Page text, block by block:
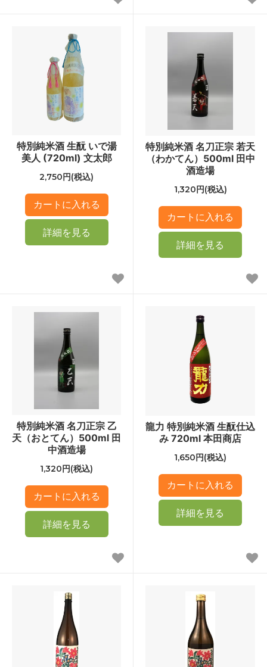
特別純米酒 生酛 いで湯
美人 (720ml) 文太郎
2,750円(税込)
詳細を見る
特別純米酒 名刀正宗 若天
（わかてん）500ml 田中
酒造場
1,320円(税込)
詳細を見る
特別純米酒 名刀正宗 乙
天（おとてん）500ml 田
中酒造場
1,320円(税込)
詳細を見る
龍力 特別純米酒 生酛仕込
み 720ml 本田商店
1,650円(税込)
詳細を見る